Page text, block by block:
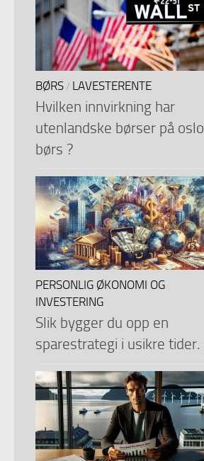
BØRS / LAVESTERENTE
Hvilken innvirkning har
utenlandske børser på oslo
børs ?
PERSONLIG ØKONOMI OG
INVESTERING
Slik bygger du opp en
sparestrategi i usikre tider.